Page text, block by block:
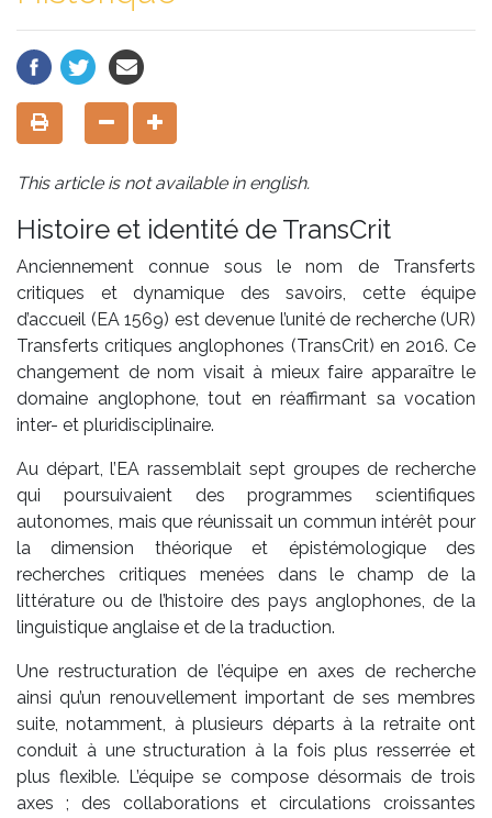
This article is not available in english.
Histoire et identité de TransCrit
Anciennement connue sous le nom de Transferts
critiques et dynamique des savoirs, cette équipe
d’accueil (EA 1569) est devenue l’unité de recherche (UR)
Transferts critiques anglophones (TransCrit) en 2016. Ce
changement de nom visait à mieux faire apparaître le
domaine anglophone, tout en réaffirmant sa vocation
inter- et pluridisciplinaire.
Au départ, l’EA rassemblait sept groupes de recherche
qui poursuivaient des programmes scientifiques
autonomes, mais que réunissait un commun intérêt pour
la dimension théorique et épistémologique des
recherches critiques menées dans le champ de la
littérature ou de l’histoire des pays anglophones, de la
linguistique anglaise et de la traduction.
Une restructuration de l’équipe en axes de recherche
ainsi qu’un renouvellement important de ses membres
suite, notamment, à plusieurs départs à la retraite ont
conduit à une structuration à la fois plus resserrée et
plus flexible. L’équipe se compose désormais de trois
axes ; des collaborations et circulations croissantes